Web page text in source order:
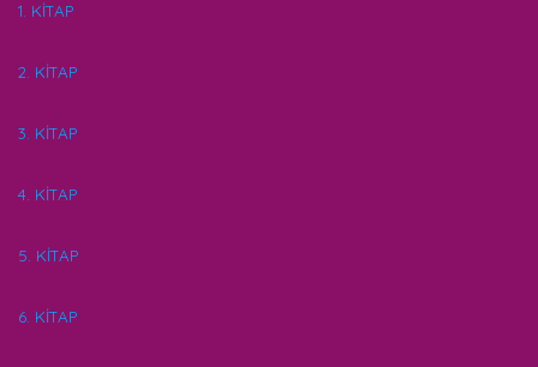
1. KİTAP
2. KİTAP
3. KİTAP
4. KİTAP
5. KİTAP
6. KİTAP